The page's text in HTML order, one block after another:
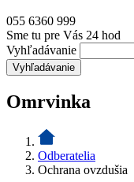
055 6360 999
Sme tu pre Vás 24 hod
Vyhľadávanie
Omrvinka
Odberatelia
Ochrana ovzdušia